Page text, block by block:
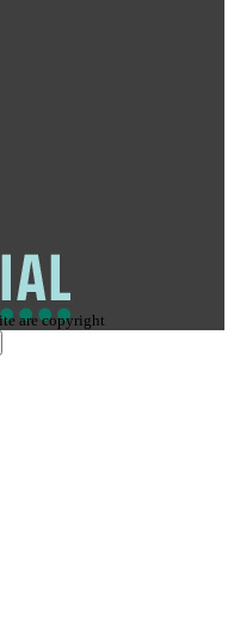
are copyright